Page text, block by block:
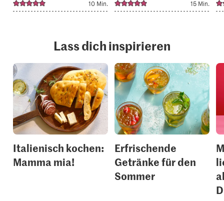
10 Min. 15 Min.
Lass dich inspirieren
Italienisch kochen:
Mamma mia!
Erfrischende
Getränke für den
Sommer